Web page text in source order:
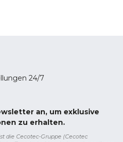
24/7
an, um exklusive
zu erhalten.
die Cecotec-Gruppe (Cecotec